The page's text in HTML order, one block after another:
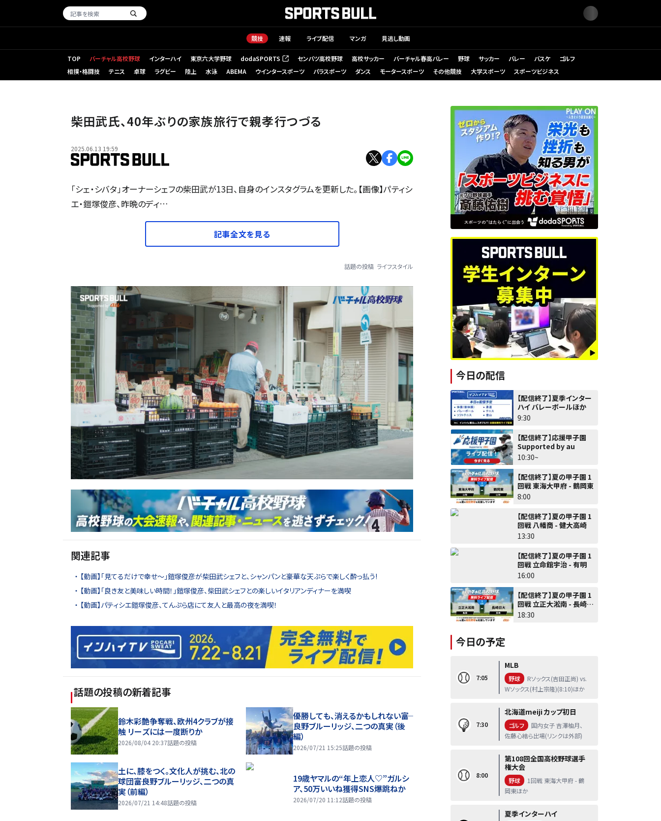
競技 速報 ライブ配信 マンガ 見逃し動画
TOP バーチャル高校野球 インターハイ 東京六大学野球 dodaSPORTS
（新しいタブで開く） センバツ高校野球 高校サッカー バーチャル春高バレー 野球 サッカー バレー バスケ
ゴルフ
相撲・格闘技
テニス 卓球 ラグビー 陸上 水泳 ABEMA ウインタースポーツ パラスポーツ ダンス モータースポーツ その他競技 大学スポーツ スポーツビジネス
柴田武氏、40年ぶりの家族旅行で親孝行つづる
2025.06.13 19:59
「シェ・シバタ」オーナーシェフの柴田武が13日、自身のインスタグラムを更新した。【画像】パティシ
エ・鎧塚俊彦、昨晩のディ…
記事全文を見る
話題の投稿 ライフスタイル
関連記事
【動画】「見てるだけで幸せ〜」鎧塚俊彦が柴田武シェフと、シャンパンと豪華な天ぷらで楽しく酔っ払う!
【動画】「良き友と美味しい時間！」鎧塚俊彦、柴田武シェフとの楽しいイタリアンディナーを満喫
【動画】パティシエ鎧塚俊彦、てんぷら店にて友人と最高の夜を満喫！
話題の投稿の新着記事
鈴木彩艶争奪戦、欧州4クラブが接
触 リーズには一度断りか
2026/08/04 20:37話題の投稿
優勝しても、消えるかもしれない――富
良野ブルーリッジ、二つの真実（後
編）
2026/07/21 15:25話題の投稿
土に、膝をつく。文化人が挑む、北の
球団――富良野ブルーリッジ、二つの真
実（前編）
2026/07/21 14:48話題の投稿
19歳ヤマルの“年上恋人♡”ガルシ
ア、50万いいね獲得SNS爆跳ねか
2026/07/20 11:12話題の投稿
今日の配信
【配信終了】夏季インター
ハイ バレーボールほか
9:30
【配信終了】応援甲子園
Supported by au
10:30~
【配信終了】夏の甲子園 1
回戦 東海大甲府 - 鶴岡東
8:00
【配信終了】夏の甲子園 1
回戦 八幡商 - 健大高崎
13:30
【配信終了】夏の甲子園 1
回戦 立命館宇治 - 有明
16:00
【配信終了】夏の甲子園 1
回戦 立正大淞南 - 長崎日
大
18:30
今日の予定
7:05
MLB
野球
Rソックス(吉田正尚) vs.
Wソックス(村上宗隆)(8:10)ほか
7:30
北海道meiji カップ初日
ゴルフ
国内女子 吉澤柚月、
佐藤心結ら出場(リンクは外部)
8:00
第108回全国高校野球選手
権大会
野球
1回戦 東海大甲府 - 鶴
岡東ほか
夏季インターハイ